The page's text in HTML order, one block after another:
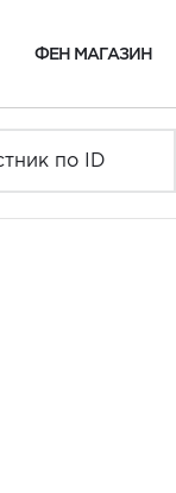
ФЕН МАГАЗИН